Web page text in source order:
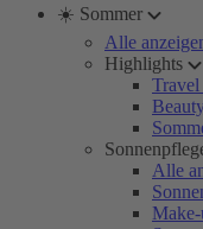
☀️ Sommer
Alle
Highlights
Travel
Alle